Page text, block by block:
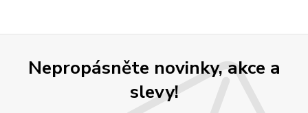
Nepropásněte novinky, akce a
slevy!